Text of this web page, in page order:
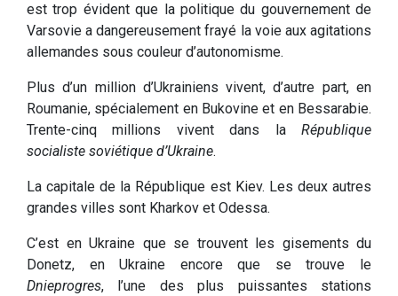
est trop évident que la politique du gouvernement de
Varsovie a dangereusement frayé la voie aux agitations
allemandes sous couleur d’autonomisme.
Plus d’un million d’Ukrainiens vivent, d’autre part, en
Roumanie, spécialement en Bukovine et en Bessarabie.
Trente-cinq millions vivent dans la République
socialiste soviétique d’Ukraine.
La capitale de la République est Kiev. Les deux autres
grandes villes sont Kharkov et Odessa.
C’est en Ukraine que se trouvent les gisements du
Donetz, en Ukraine encore que se trouve le
Dnieprogres, l’une des plus puissantes stations